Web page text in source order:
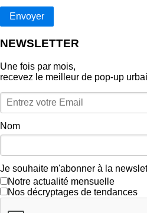
Envoyer
NEWSLETTER
Une fois par mois,
recevez le meilleur de pop‑up
Nom
Je souhaite m'abonner à la
Notre actualité mensuelle
Nos décryptages de tendances